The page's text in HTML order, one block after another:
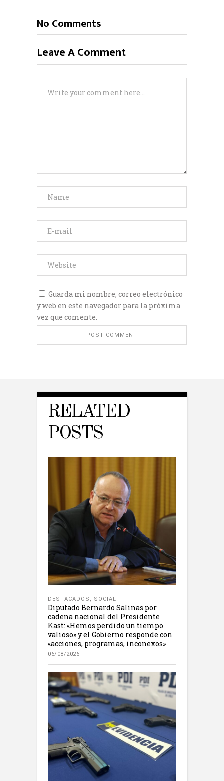
No Comments
Leave A Comment
Guarda mi nombre, correo electrónico
y web en este navegador para la próxima
vez que comente.
RELATED
POSTS
DESTACADOS , SOCIAL
Diputado Bernardo Salinas por
cadena nacional del Presidente
Kast: «Hemos perdido un tiempo
valioso» y el Gobierno responde con
«acciones, programas, inconexos»
06/08/2026